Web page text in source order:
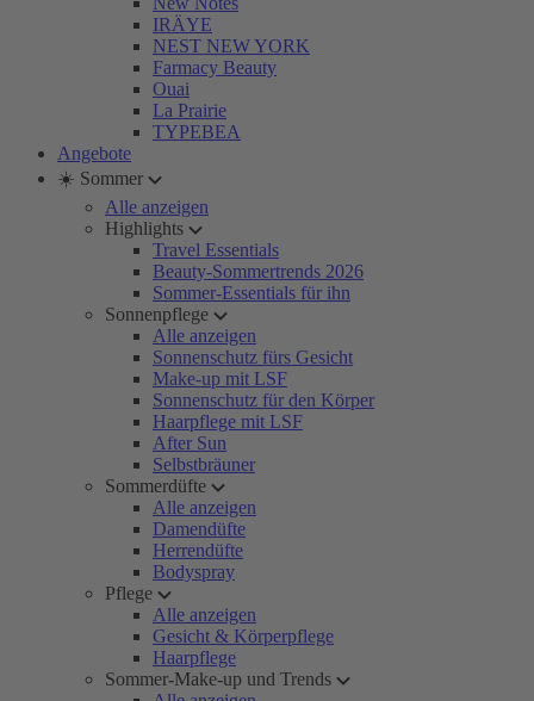
IRÄYE
NEST NEW YORK
Farmacy Beauty
Ouai
La Prairie
TYPEBEA
Angebote
☀️ Sommer
Alle anzeigen
Highlights
Travel Essentials
Beauty-Sommertrends 2026
Sommer-Essentials für ihn
Sonnenpflege
Alle anzeigen
Sonnenschutz fürs Gesicht
Make-up mit LSF
Sonnenschutz für den Körper
Haarpflege mit LSF
After Sun
Selbstbräuner
Sommerdüfte
Alle anzeigen
Damendüfte
Herrendüfte
Bodyspray
Pflege
Alle anzeigen
Gesicht & Körperpflege
Haarpflege
Sommer-Make-up und Trends